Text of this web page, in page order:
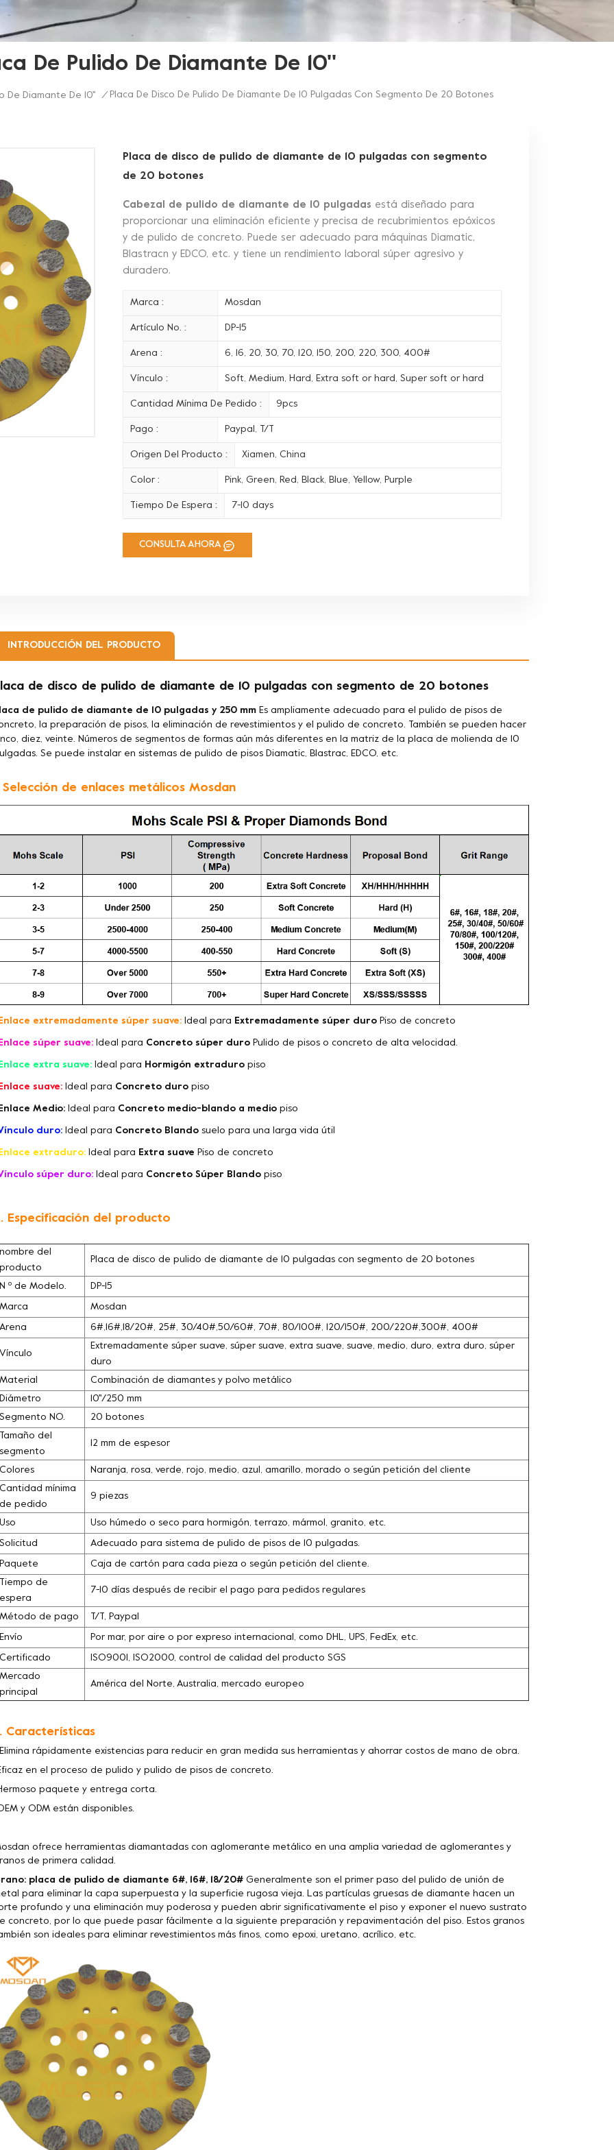
De Pulido De Diamante De 10''
De Diamante De 10'' / Placa De Disco De Pulido De Diamante De 10 Pulgadas Con Segmento De 20 Botones
Placa de disco de pulido de diamante de 10 pulgadas con segmento
de 20 botones
Cabezal de pulido de diamante de 10 pulgadas está diseñado para
proporcionar una eliminación eficiente y precisa de recubrimientos epóxicos
y de pulido de concreto. Puede ser adecuado para máquinas Diamatic,
Blastracn y EDCO, etc. y tiene un rendimiento laboral súper agresivo y
duradero.
Marca : Mosdan
Artículo No. : DP-15
Arena : 6, 16, 20, 30, 70, 120, 150, 200, 220, 300, 400#
Vínculo : Soft, Medium, Hard, Extra soft or hard, Super soft or hard
Cantidad Mínima De Pedido : 9pcs
Pago : Paypal, T/T
Origen Del Producto : Xiamen, China
Color : Pink, Green, Red, Black, Blue, Yellow, Purple
Tiempo De Espera : 7-10 days
CONSULTA AHORA
INTRODUCCIÓN DEL PRODUCTO
de disco de pulido de diamante de 10 pulgadas con segmento de 20 botones
de pulido de diamante de 10 pulgadas y 250 mm Es ampliamente adecuado para el pulido de pisos de
la preparación de pisos, la eliminación de revestimientos y el pulido de concreto. También se pueden hacer
diez, veinte.
Números de segmentos de formas aún más diferentes en la matriz de la placa de molienda de 10
Se puede instalar en sistemas de pulido de pisos Diamatic, Blastrac, EDCO, etc.
Selección de enlaces metálicos Mosdan
extremadamente súper suave: Ideal para Extremadamente súper duro Piso de concreto
súper suave: Ideal para Concreto súper duro Pulido de pisos o concreto de alta velocidad.
extra suave: Ideal para Hormigón extraduro piso
suave: Ideal para Concreto duro piso
Medio: Ideal para Concreto medio-blando a medio piso
duro: Ideal para Concreto Blando suelo para una larga vida útil
extraduro: Ideal para Extra suave Piso de concreto
súper duro: Ideal para Concreto Súper Blando piso
Especificación del producto
nombre del
producto
Placa de disco de pulido de diamante de 10 pulgadas con segmento de 20 botones
N º de Modelo. DP-15
Marca Mosdan
Arena 6#,16#,18/20#, 25#, 30/40#,50/60#, 70#, 80/100#, 120/150#, 200/220#,300#, 400#
Vínculo
Extremadamente súper suave, súper suave, extra suave, suave, medio, duro, extra duro, súper
duro
Material Combinación de diamantes y polvo metálico
Diámetro 10''/250 mm
Segmento NO. 20 botones
Tamaño del
segmento
12 mm de espesor
Colores Naranja, rosa, verde, rojo, medio, azul, amarillo, morado o según petición del cliente
Cantidad mínima
de pedido
9 piezas
Uso Uso húmedo o seco para hormigón, terrazo, mármol, granito, etc.
Solicitud Adecuado para sistema de pulido de pisos de 10 pulgadas.
Paquete Caja de cartón para cada pieza o según petición del cliente.
Tiempo de
espera
7-10 días después de recibir el pago para pedidos regulares
Método de pago T/T, Paypal
Envío Por mar, por aire o por expreso internacional, como DHL, UPS, FedEx, etc.
Certificado ISO9001, ISO2000, control de calidad del producto SGS
Mercado
principal
América del Norte, Australia, mercado europeo
Características
rápidamente existencias para reducir en gran medida sus herramientas y ahorrar costos de mano de obra.
en el proceso de pulido y pulido de pisos de concreto.
paquete y entrega corta.
y ODM están disponibles.
ofrece herramientas diamantadas con aglomerante metálico en una amplia variedad de aglomerantes y
de primera calidad.
placa de pulido de diamante 6#, 16#, 18/20# Generalmente son el primer paso del pulido de unión de
para eliminar la capa superpuesta y la superficie rugosa vieja. Las partículas gruesas de diamante hacen un
profundo y una eliminación muy poderosa y pueden abrir significativamente el piso y exponer el nuevo sustrato
concreto, por lo que puede pasar fácilmente a la siguiente preparación y repavimentación del piso. Estos granos
son ideales para eliminar revestimientos más finos, como epoxi, uretano, acrílico, etc.